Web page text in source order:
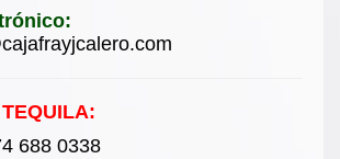
688 0338